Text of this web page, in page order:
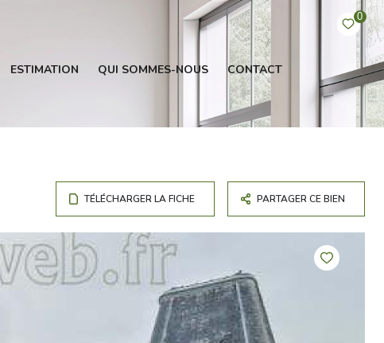
0
ESTIMATION QUI SOMMES-NOUS CONTACT
TÉLÉCHARGER LA FICHE PARTAGER CE BIEN